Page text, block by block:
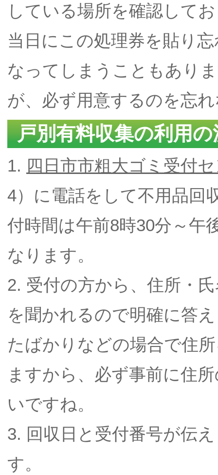
している場所を確認して
当日にこの処理券を貼り
なってしまうこともあり
が、必ず用意するのを忘
戸別有料収集の利用の
1. 四日市市粗大ゴミ受付
4）に電話をして不用品回
付時間は午前8時30分～午
なります。
2. 受付の方から、住所・
を聞かれるので明確に答
たばかりなどの場合で住
ますから、必ず事前に住
いですね。
3. 回収日と受付番号が伝
す。